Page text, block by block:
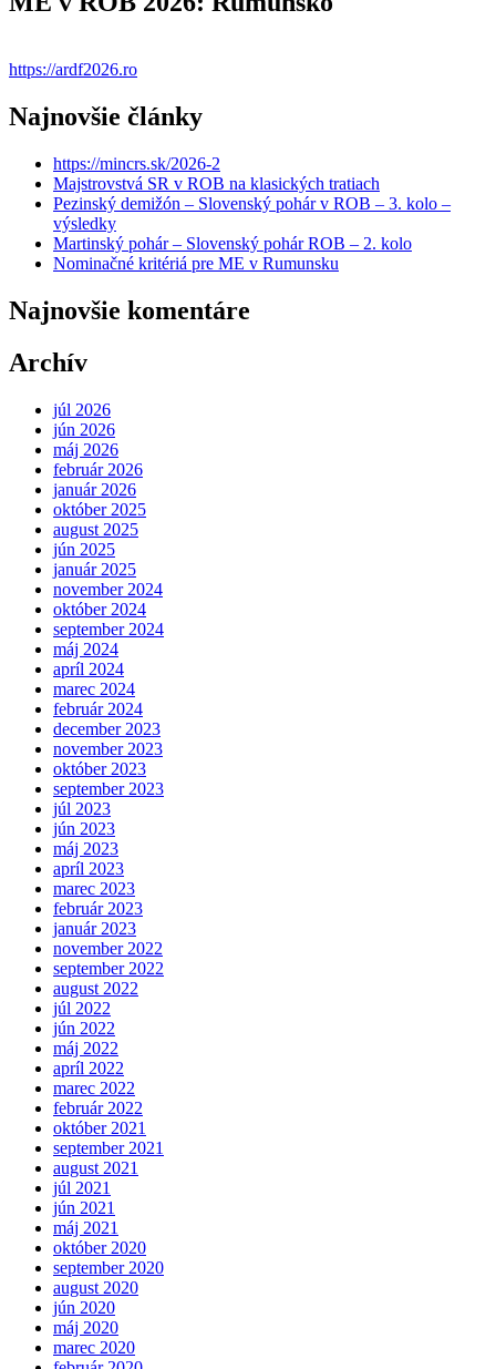
https://ardf2026.ro
Najnovšie články
https://mincrs.sk/2026-2
Majstrovstvá SR v ROB na klasických tratiach
Pezinský demižón – Slovenský pohár v ROB – 3. kolo –
výsledky
Martinský pohár – Slovenský pohár ROB – 2. kolo
Nominačné kritériá pre ME v Rumunsku
Najnovšie komentáre
Archív
júl 2026
jún 2026
máj 2026
február 2026
január 2026
október 2025
august 2025
jún 2025
január 2025
november 2024
október 2024
september 2024
máj 2024
apríl 2024
marec 2024
február 2024
december 2023
november 2023
október 2023
september 2023
júl 2023
jún 2023
máj 2023
apríl 2023
marec 2023
február 2023
január 2023
november 2022
september 2022
august 2022
júl 2022
jún 2022
máj 2022
apríl 2022
marec 2022
február 2022
október 2021
september 2021
august 2021
júl 2021
jún 2021
máj 2021
október 2020
september 2020
august 2020
jún 2020
máj 2020
marec 2020